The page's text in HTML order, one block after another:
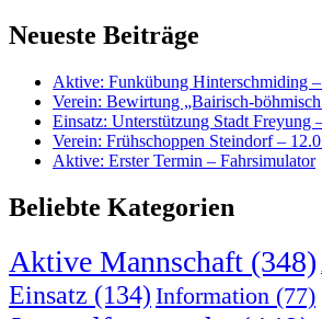
Neueste Beiträge
Aktive: Funkübung Hinterschmiding
Verein: Bewirtung „Bairisch-
Einsatz: Unterstützung Stadt Freyung
Verein: Frühschoppen Steindorf –
Aktive: Erster Termin – Fahrsimulator
Beliebte Kategorien
Aktive Mannschaft (348)
Einsatz (134) Information (77)